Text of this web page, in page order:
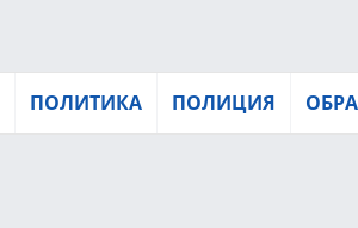
ПОЛИТИКА ПОЛИЦИЯ